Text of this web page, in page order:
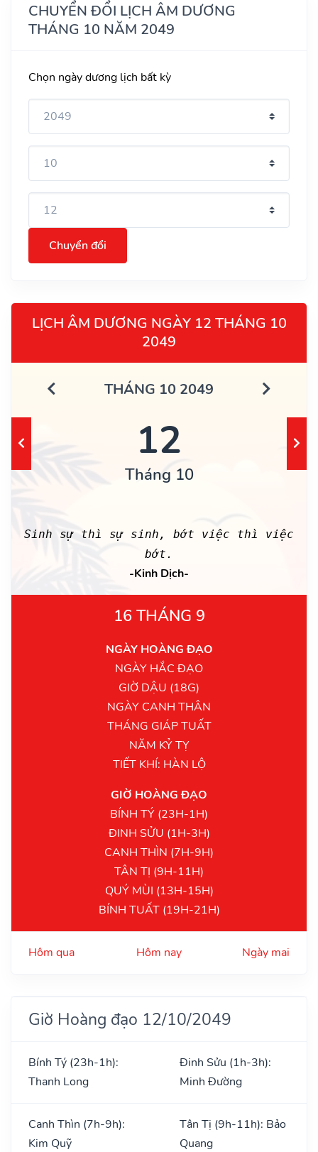
CHUYỂN ĐỔI LỊCH ÂM DƯƠNG
THÁNG 10 NĂM 2049
Chọn ngày dương lịch bất kỳ
Chuyển đổi
LỊCH ÂM DƯƠNG NGÀY 12 THÁNG 10
2049
THÁNG 10 2049
12
Tháng 10
Sinh sự thì sự sinh, bớt việc thì việc
bớt.
-Kinh Dịch-
16 THÁNG 9
NGÀY HOÀNG ĐẠO
NGÀY HẮC ĐẠO
GIỜ DẬU (18G)
NGÀY CANH THÂN
THÁNG GIÁP TUẤT
NĂM KỶ TỴ
TIẾT KHÍ: HÀN LỘ
GIỜ HOÀNG ĐẠO
BÍNH TÝ (23H-1H)
ĐINH SỬU (1H-3H)
CANH THÌN (7H-9H)
TÂN TỊ (9H-11H)
QUÝ MÙI (13H-15H)
BÍNH TUẤT (19H-21H)
Hôm qua Hôm nay Ngày mai
Giờ Hoàng đạo 12/10/2049
Bính Tý (23h-1h):
Thanh Long
Đinh Sửu (1h-3h):
Minh Đường
Canh Thìn (7h-9h):
Kim Quỹ
Tân Tị (9h-11h): Bảo
Quang